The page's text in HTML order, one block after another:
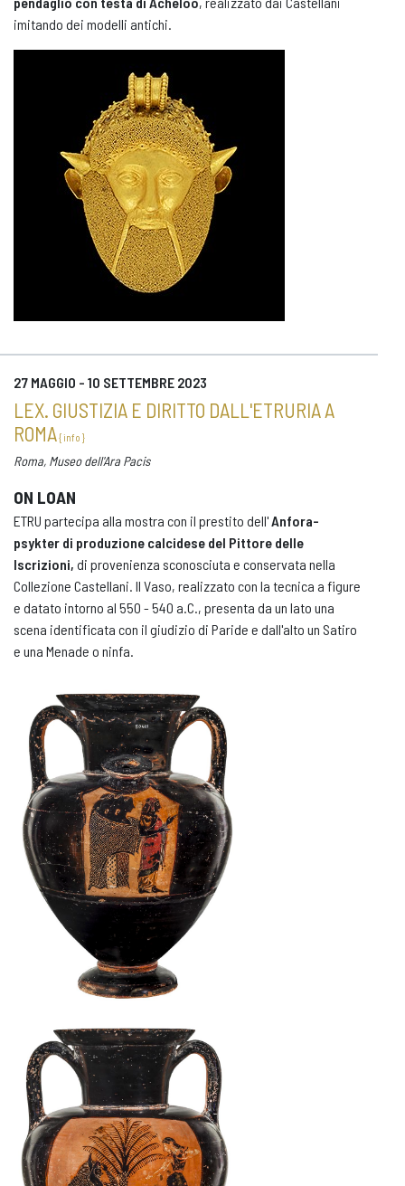
imitando dei modelli antichi.
27 MAGGIO - 10 SETTEMBRE 2023
LEX. GIUSTIZIA E DIRITTO DALL'ETRURIA A
ROMA{ info }
Roma, Museo dell'Ara Pacis
ON LOAN
ETRU partecipa alla mostra con il prestito dell'Anfora-
psykter di produzione calcidese del Pittore delle
Iscrizioni, di provenienza sconosciuta e conservata nella
Collezione Castellani. Il Vaso, realizzato con la tecnica a figure
e datato intorno al 550 - 540 a.C., presenta da un lato una
scena identificata con il giudizio di Paride e dall'alto un Satiro
e una Menade o ninfa.